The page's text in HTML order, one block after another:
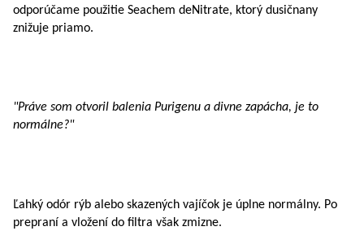
odporúčame použitie Seachem deNitrate, ktorý dusičnany
znižuje priamo.
"Práve som otvoril balenia Purigenu a divne zapácha, je to
normálne?"
Ľahký odór rýb alebo skazených vajíčok je úplne normálny. Po
prepraní a vložení do filtra však zmizne.